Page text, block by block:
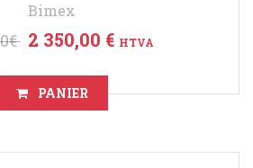
Bimex
2 350,00 € HTVA
PANIER